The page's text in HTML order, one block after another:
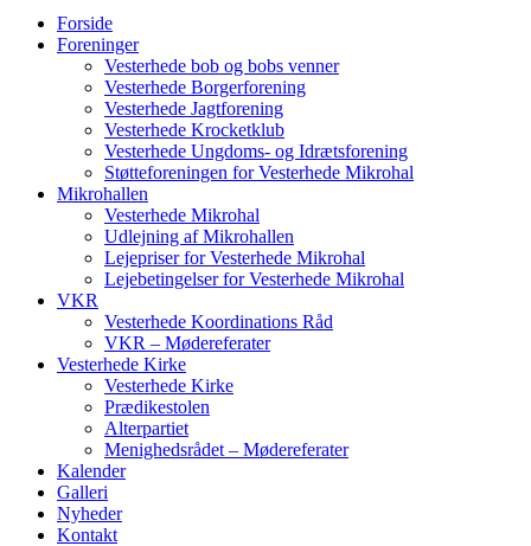
Forside
Foreninger
Vesterhede bob og bobs venner
Vesterhede Borgerforening
Vesterhede Jagtforening
Vesterhede Krocketklub
Vesterhede Ungdoms- og Idrætsforening
Støtteforeningen for Vesterhede Mikrohal
Mikrohallen
Vesterhede Mikrohal
Udlejning af Mikrohallen
Lejepriser for Vesterhede Mikrohal
Lejebetingelser for Vesterhede Mikrohal
VKR
Vesterhede Koordinations Råd
VKR – Mødereferater
Vesterhede Kirke
Vesterhede Kirke
Prædikestolen
Alterpartiet
Menighedsrådet – Mødereferater
Kalender
Galleri
Nyheder
Kontakt